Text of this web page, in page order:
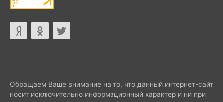
Обращаем Ваше внимание на то, что данный интернет-сайт
носит исключительно информационный характер и ни при